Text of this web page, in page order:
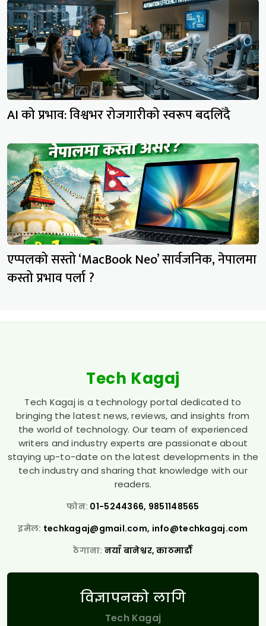
AI को प्रभाव: विश्वभर रोजगारीको स्वरूप बदलिँदै
एप्पलको सस्तो ‘MacBook Neo’ सार्वजनिक, नेपालमा
कस्तो प्रभाव पर्ला ?
Tech Kagaj
Tech Kagaj is a technology portal dedicated to
bringing the latest news, reviews, and insights from
the world of technology. Our team of experienced
writers and industry experts are passionate about
staying up-to-date on the latest developments in the
tech industry and sharing that knowledge with our
readers.
फोन: 01-5244366, 9851148565
इमेल: techkagaj@gmail.com, info@techkagaj.com
ठेगाना: नयाँ बानेश्वर, काठमाडौँ
विज्ञापनको लागि
Tech Kagaj